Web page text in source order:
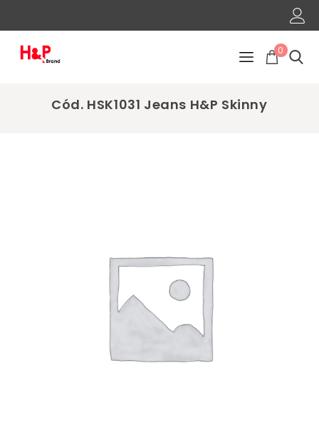
0
Cód. HSK1031 Jeans H&P Skinny